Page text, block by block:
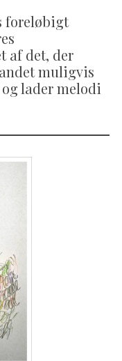
foreløbigt
af det, der
muligvis
lader melodi